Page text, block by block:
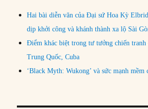
Hai bài diễn văn của Đại sứ Hoa Kỳ
dịp khởi công và khánh thành xa lộ Sài
Điểm khác biệt trong tư tưởng chiến tranh
Trung Quốc, Cuba
‘Black Myth: Wukong’ và sức mạnh mềm